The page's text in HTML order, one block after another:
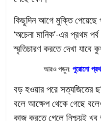
কিছুদিন আগে মুক্তি পেয়েছে
‘অচেনা মানিক’-এর প্রথম
স্মৃতিচারণ করতে দেখা যাবে
আরও পড়ুন:পুরোনো
বড় হওয়ার পরে সত্যজিতের
বলে আক্ষেপ থেকে গেছে
কাজ করতে গেলে নিশ্চয়ই